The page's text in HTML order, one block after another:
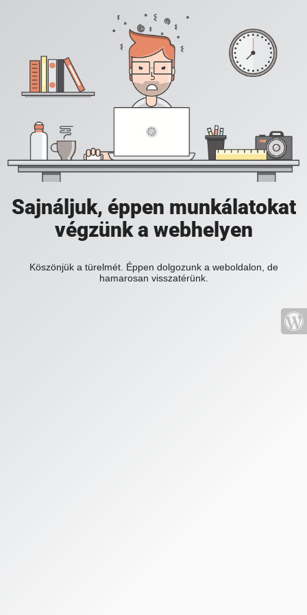
Sajnáljuk, éppen munkálatokat
végzünk a webhelyen
Köszönjük a türelmét. Éppen dolgozunk a weboldalon, de
hamarosan visszatérünk.